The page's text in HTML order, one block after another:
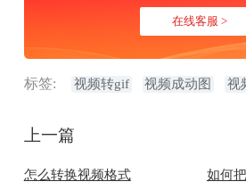
在线客服 >
标签: 视频转gif 视频成动图 视
上一篇
怎么转换视频格式
如何